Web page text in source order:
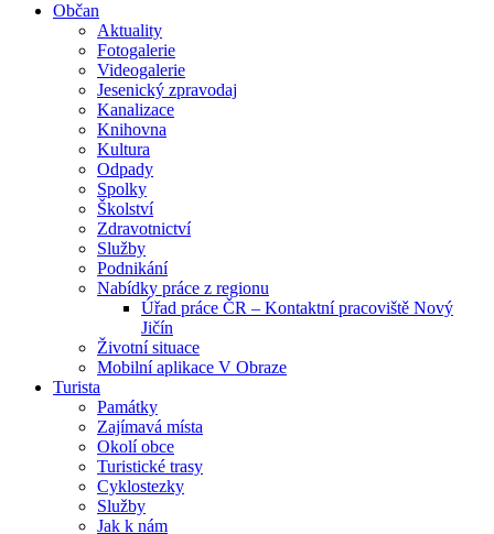
Občan
Aktuality
Fotogalerie
Videogalerie
Jesenický zpravodaj
Kanalizace
Knihovna
Kultura
Odpady
Spolky
Školství
Zdravotnictví
Služby
Podnikání
Nabídky práce z regionu
Úřad práce ČR – Kontaktní pracoviště Nový
Jičín
Životní situace
Mobilní aplikace V Obraze
Turista
Památky
Zajímavá místa
Okolí obce
Turistické trasy
Cyklostezky
Služby
Jak k nám